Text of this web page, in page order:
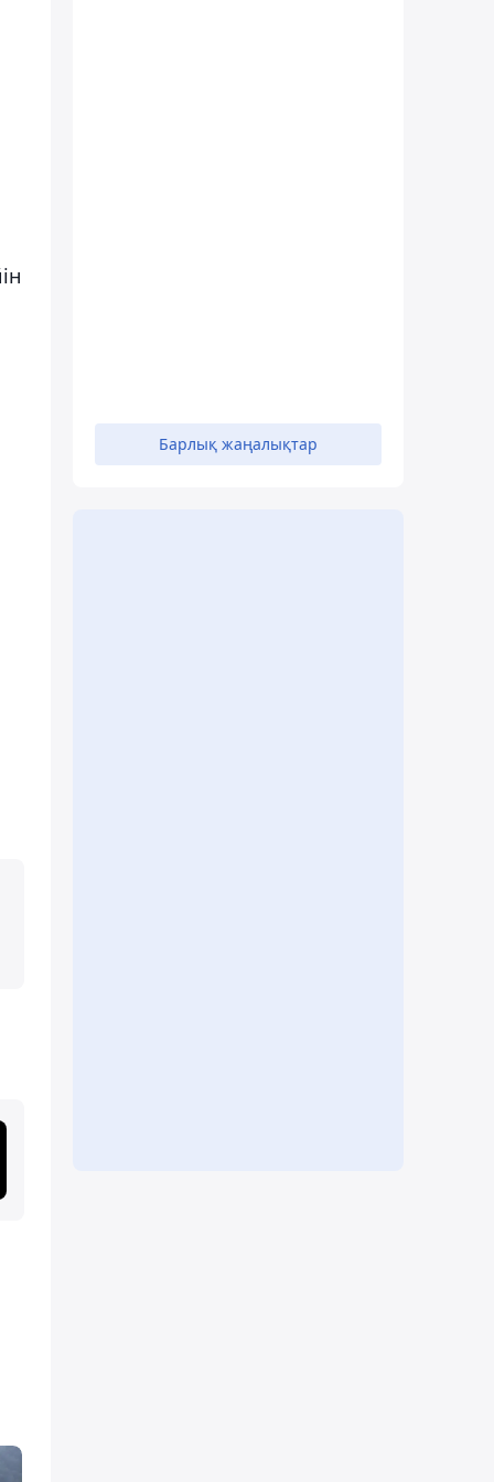
Барлық жаңалықтар